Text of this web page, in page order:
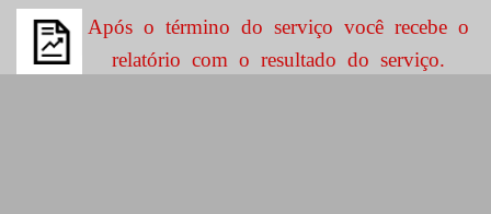
Após o término do serviço você recebe o
relatório com o resultado do serviço.